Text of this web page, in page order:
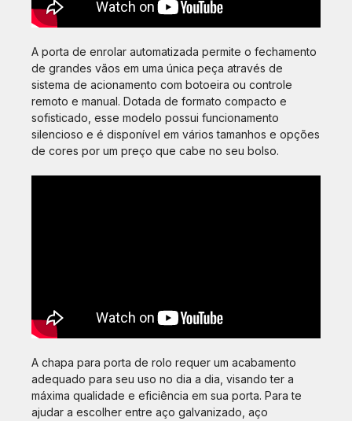
A porta de enrolar automatizada permite o fechamento
de grandes vãos em uma única peça através de
sistema de acionamento com botoeira ou controle
remoto e manual. Dotada de formato compacto e
sofisticado, esse modelo possui funcionamento
silencioso e é disponível em vários tamanhos e opções
de cores por um preço que cabe no seu bolso.
A chapa para porta de rolo requer um acabamento
adequado para seu uso no dia a dia, visando ter a
máxima qualidade e eficiência em sua porta. Para te
ajudar a escolher entre aço galvanizado, aço